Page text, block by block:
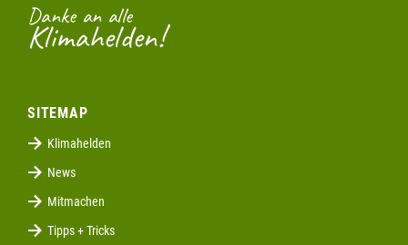
Danke an alle
Klimahelden!
SITEMAP
Klimahelden
News
Mitmachen
Tipps + Tricks